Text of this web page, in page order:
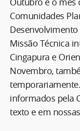
Comunidades
Desenvolvimento
Missão Técnica
Cingapura e
Novembro,
informados pela
texto e em